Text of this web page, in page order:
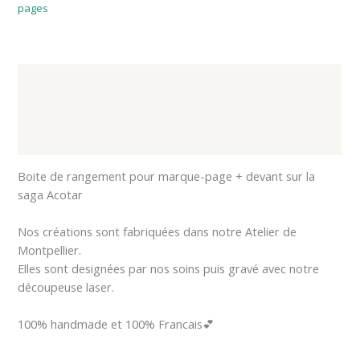
pages
Boite de rangement pour marque-page + devant sur la
saga Acotar
Nos créations sont fabriquées dans notre Atelier de
Montpellier.
Elles sont designées par nos soins puis gravé avec notre
découpeuse laser.
100% handmade et 100% Francais💕